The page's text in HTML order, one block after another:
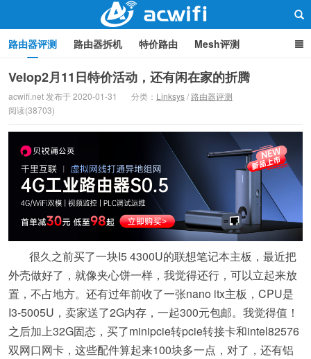
路由器评测 路由器拆机 特价路由 Mesh评测
路由器设置 软路由 路由器刷机 品牌分类 监控
中继/桥接 WIFI周边产品 光猫 疑问集 关于本站
Velop2月11日特价活动，还有闲在家的折腾
acwifi.net 发布于 2020-01-31 分类： Linksys/ 路由器评测
阅读(38703)
很久之前买了一块I5 4300U的联想笔记本主板，最近把
外壳做好了，就像夹心饼一样，我觉得还行，可以立起来放
置，不占地方。还有过年前收了一张nano itx主板，CPU是
I3-5005U，卖家送了2G内存，一起300元包邮。我觉得值！
之后加上32G固态，买了minipcie转pcie转接卡和intel82576
双网口网卡，这些配件算起来100块多一点，对了，还有铝